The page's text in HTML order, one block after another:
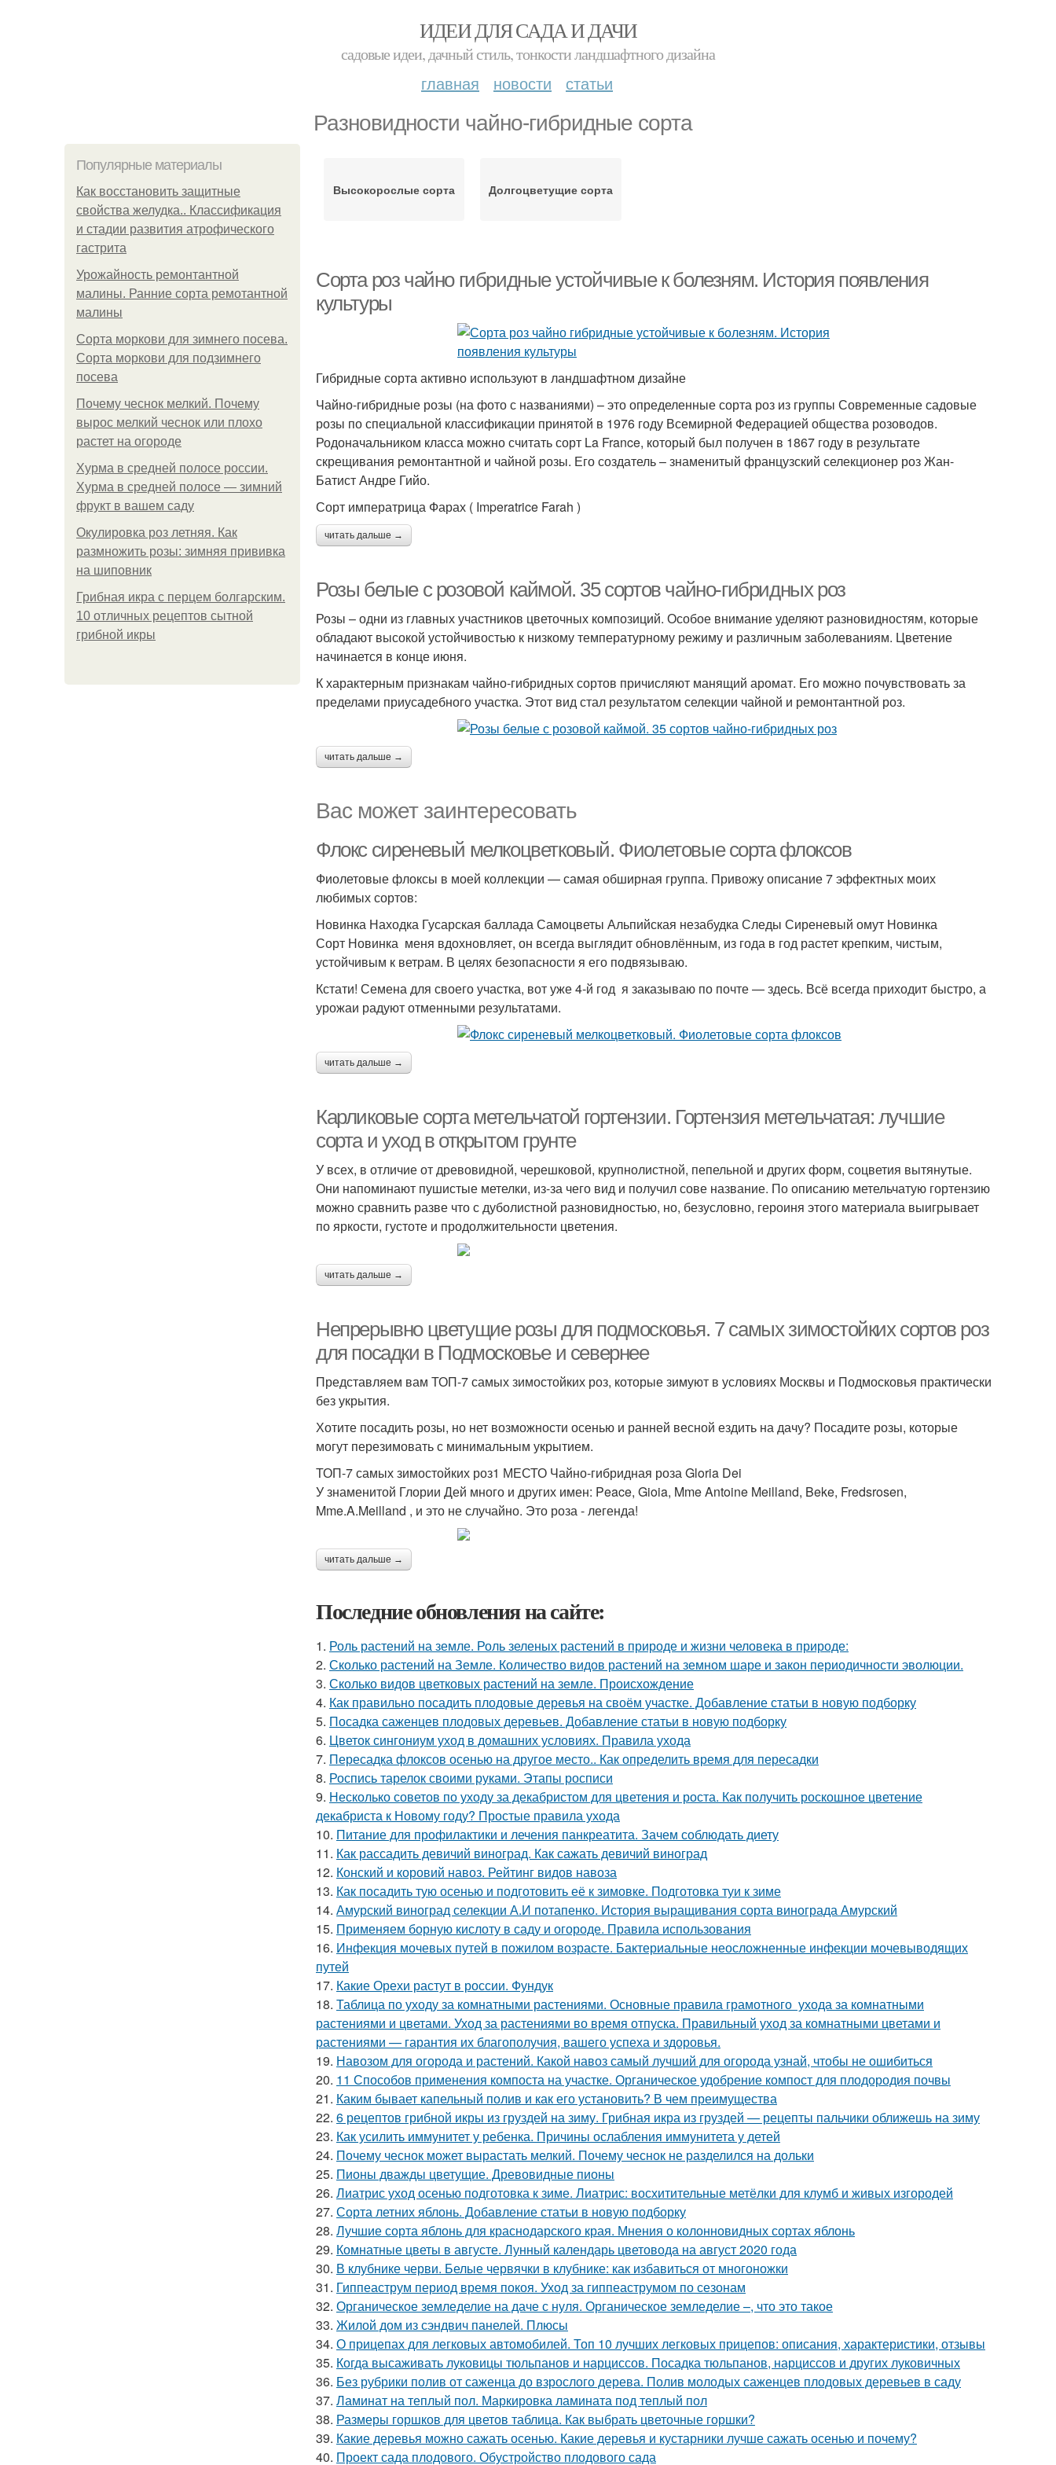
ИДЕИ ДЛЯ САДА И ДАЧИ
садовые идеи, дачный стиль, тонкости ландшафтного дизайна
главная новости статьи
Разновидности чайно-гибридные сорта
Популярные материалы
Как восстановить защитные
свойства желудка.. Классификация
и стадии развития атрофического
гастрита
Урожайность ремонтантной
малины. Ранние сорта ремотантной
малины
Сорта моркови для зимнего посева.
Сорта моркови для подзимнего
посева
Почему чеснок мелкий. Почему
вырос мелкий чеснок или плохо
растет на огороде
Хурма в средней полосе россии.
Хурма в средней полосе — зимний
фрукт в вашем саду
Окулировка роз летняя. Как
размножить розы: зимняя прививка
на шиповник
Грибная икра с перцем болгарским.
10 отличных рецептов сытной
грибной икры
Высокорослые сорта Долгоцветущие сорта
Сорта роз чайно гибридные устойчивые к болезням. История появления
культуры
Гибридные сорта активно используют в ландшафтном дизайне
Чайно-гибридные розы (на фото с названиями) – это определенные сорта роз из группы Современные садовые
розы по специальной классификации принятой в 1976 году Всемирной Федерацией общества розоводов.
Родоначальником класса можно считать сорт La France, который был получен в 1867 году в результате
скрещивания ремонтантной и чайной розы. Его создатель – знаменитый французский селекционер роз Жан-
Батист Андре Гийо.
Сорт императрица Фарах ( Imperatrice Farah )
читать дальше →
Розы белые с розовой каймой. 35 сортов чайно-гибридных роз
Розы – одни из главных участников цветочных композиций. Особое внимание уделяют разновидностям, которые
обладают высокой устойчивостью к низкому температурному режиму и различным заболеваниям. Цветение
начинается в конце июня.
К характерным признакам чайно-гибридных сортов причисляют манящий аромат. Его можно почувствовать за
пределами приусадебного участка. Этот вид стал результатом селекции чайной и ремонтантной роз.
читать дальше →
Вас может заинтересовать
Флокс сиреневый мелкоцветковый. Фиолетовые сорта флоксов
Фиолетовые флоксы в моей коллекции — самая обширная группа. Привожу описание 7 эффектных моих
любимых сортов:
Новинка Находка Гусарская баллада Самоцветы Альпийская незабудка Следы Сиреневый омут Новинка
Сорт Новинка меня вдохновляет, он всегда выглядит обновлённым, из года в год растет крепким, чистым,
устойчивым к ветрам. В целях безопасности я его подвязываю.
Кстати! Семена для своего участка, вот уже 4-й год я заказываю по почте — здесь. Всё всегда приходит быстро, а
урожаи радуют отменными результатами.
читать дальше →
Карликовые сорта метельчатой гортензии. Гортензия метельчатая: лучшие
сорта и уход в открытом грунте
У всех, в отличие от древовидной, черешковой, крупнолистной, пепельной и других форм, соцветия вытянутые.
Они напоминают пушистые метелки, из-за чего вид и получил сове название. По описанию метельчатую гортензию
можно сравнить разве что с дуболистной разновидностью, но, безусловно, героиня этого материала выигрывает
по яркости, густоте и продолжительности цветения.
читать дальше →
Непрерывно цветущие розы для подмосковья. 7 самых зимостойких сортов роз
для посадки в Подмосковье и севернее
Представляем вам ТОП-7 самых зимостойких роз, которые зимуют в условиях Москвы и Подмосковья практически
без укрытия.
Хотите посадить розы, но нет возможности осенью и ранней весной ездить на дачу? Посадите розы, которые
могут перезимовать с минимальным укрытием.
ТОП-7 самых зимостойких роз1 МЕСТО Чайно-гибридная роза Gloria Dei
У знаменитой Глории Дей много и других имен: Peace, Gioia, Mme Antoine Meilland, Beke, Fredsrosen,
Mme.A.Meilland , и это не случайно. Это роза - легенда!
читать дальше →
Последние обновления на сайте:
1. Роль растений на земле. Роль зеленых растений в природе и жизни человека в природе:
2. Сколько растений на Земле. Количество видов растений на земном шаре и закон периодичности эволюции.
3. Сколько видов цветковых растений на земле. Происхождение
4. Как правильно посадить плодовые деревья на своём участке. Добавление статьи в новую подборку
5. Посадка саженцев плодовых деревьев. Добавление статьи в новую подборку
6. Цветок сингониум уход в домашних условиях. Правила ухода
7. Пересадка флоксов осенью на другое место.. Как определить время для пересадки
8. Роспись тарелок своими руками. Этапы росписи
9. Несколько советов по уходу за декабристом для цветения и роста. Как получить роскошное цветение
декабриста к Новому году? Простые правила ухода
10. Питание для профилактики и лечения панкреатита. Зачем соблюдать диету
11. Как рассадить девичий виноград. Как сажать девичий виноград
12. Конский и коровий навоз. Рейтинг видов навоза
13. Как посадить тую осенью и подготовить её к зимовке. Подготовка туи к зиме
14. Амурский виноград селекции А.И потапенко. История выращивания сорта винограда Амурский
15. Применяем борную кислоту в саду и огороде. Правила использования
16. Инфекция мочевых путей в пожилом возрасте. Бактериальные неосложненные инфекции мочевыводящих
путей
17. Какие Орехи растут в россии. Фундук
18. Таблица по уходу за комнатными растениями. Основные правила грамотного ухода за комнатными
растениями и цветами. Уход за растениями во время отпуска. Правильный уход за комнатными цветами и
растениями — гарантия их благополучия, вашего успеха и здоровья.
19. Навозом для огорода и растений. Какой навоз самый лучший для огорода узнай, чтобы не ошибиться
20. 11 Способов применения компоста на участке. Органическое удобрение компост для плодородия почвы
21. Каким бывает капельный полив и как его установить? В чем преимущества
22. 6 рецептов грибной икры из груздей на зиму. Грибная икра из груздей — рецепты пальчики оближешь на зиму
23. Как усилить иммунитет у ребенка. Причины ослабления иммунитета у детей
24. Почему чеснок может вырастать мелкий. Почему чеснок не разделился на дольки
25. Пионы дважды цветущие. Древовидные пионы
26. Лиатрис уход осенью подготовка к зиме. Лиатрис: восхитительные метёлки для клумб и живых изгородей
27. Сорта летних яблонь. Добавление статьи в новую подборку
28. Лучшие сорта яблонь для краснодарского края. Мнения о колонновидных сортах яблонь
29. Комнатные цветы в августе. Лунный календарь цветовода на август 2020 года
30. В клубнике черви. Белые червячки в клубнике: как избавиться от многоножки
31. Гиппеаструм период время покоя. Уход за гиппеаструмом по сезонам
32. Органическое земледелие на даче с нуля. Органическое земледелие –, что это такое
33. Жилой дом из сэндвич панелей. Плюсы
34. О прицепах для легковых автомобилей. Топ 10 лучших легковых прицепов: описания, характеристики, отзывы
35. Когда высаживать луковицы тюльпанов и нарциссов. Посадка тюльпанов, нарциссов и других луковичных
36. Без рубрики полив от саженца до взрослого дерева. Полив молодых саженцев плодовых деревьев в саду
37. Ламинат на теплый пол. Маркировка ламината под теплый пол
38. Размеры горшков для цветов таблица. Как выбрать цветочные горшки?
39. Какие деревья можно сажать осенью. Какие деревья и кустарники лучше сажать осенью и почему?
40. Проект сада плодового. Обустройство плодового сада